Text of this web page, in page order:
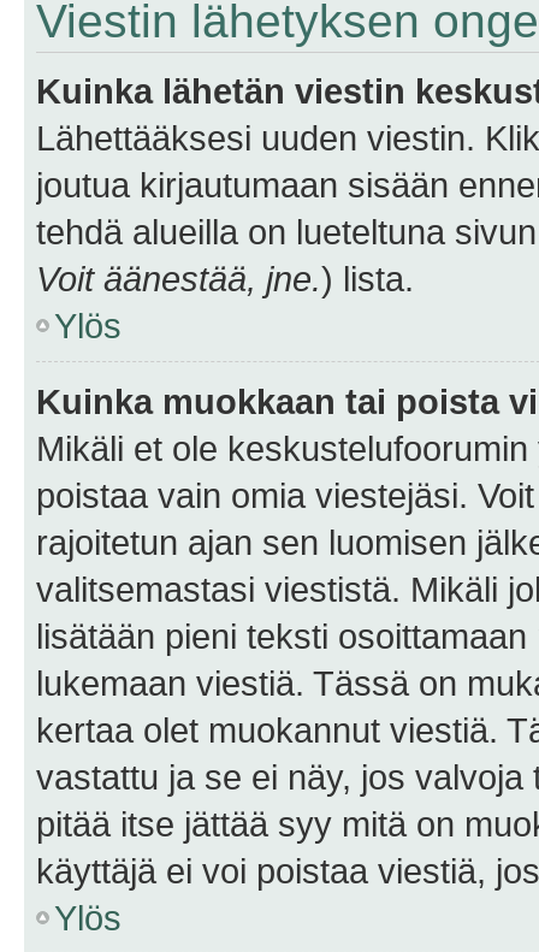
Viestin lähetyksen
Kuinka lähetän viestin
Lähettääksesi uuden viestin.
joutua kirjautumaan sisään
tehdä alueilla on lueteltuna
Voit äänestää, jne.) lista.
Ylös
Kuinka muokkaan tai poista
Mikäli et ole
poistaa vain omia viestejäsi.
rajoitetun ajan sen luomisen
valitsemastasi viestistä. Mikäli
lisätään pieni teksti
lukemaan viestiä. Tässä on
kertaa olet muokannut viestiä.
vastattu ja se ei näy, jos
pitää itse jättää syy mitä on
käyttäjä ei voi poistaa viestiä,
Ylös